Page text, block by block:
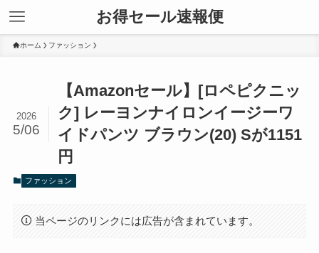
お得セール速報便
ホーム ファッション
【Amazonセール】[ロペピクニッ
ク] レーヨンナイロンイージーワ
イドパンツ ブラウン(20) Sが1151
円
2026
5/06
ファッション
当ページのリンクには広告が含まれています。